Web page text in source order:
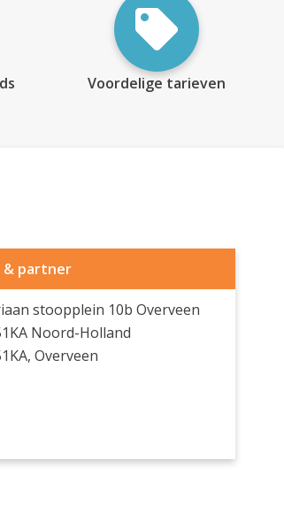
Voordelige tarieven
& partner
stoopplein 10b Overveen
Noord-Holland
Overveen